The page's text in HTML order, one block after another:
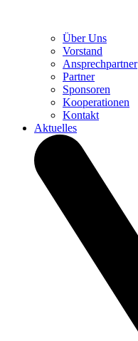
Über Uns
Vorstand
Ansprechpartner
Partner
Sponsoren
Kooperationen
Kontakt
Aktuelles